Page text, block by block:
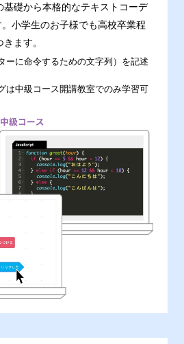
基礎から本格的なテキストコーデ
小学生のお子様でも高校卒業程
ます。
ーに命令するための文字列）を記述
中級コース開講教室でのみ学習可